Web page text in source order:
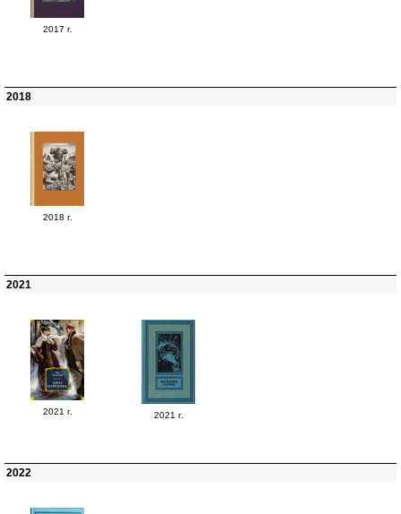
2017 г.
2018
2018 г.
2021
2021 г. 2021 г.
2022